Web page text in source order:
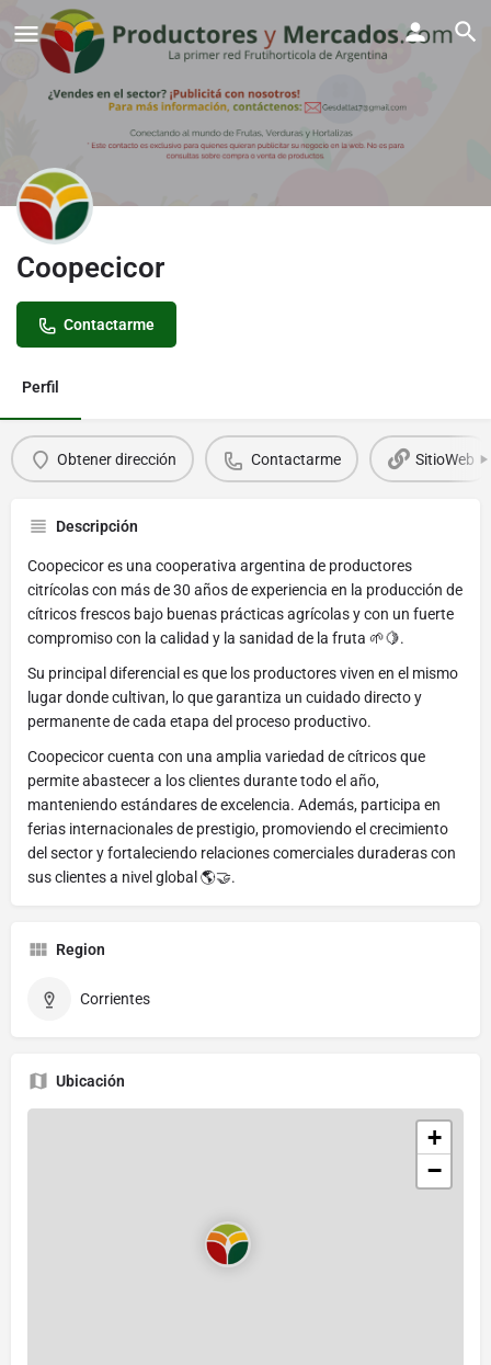
Coopecicor
Contactarme
Perfil
Obtener dirección Contactarme SitioWeb
Descripción
Coopecicor es una cooperativa argentina de productores
citrícolas con más de 30 años de experiencia en la producción de
cítricos frescos bajo buenas prácticas agrícolas y con un fuerte
compromiso con la calidad y la sanidad de la fruta 🌱🍋.
Su principal diferencial es que los productores viven en el mismo
lugar donde cultivan, lo que garantiza un cuidado directo y
permanente de cada etapa del proceso productivo.
Coopecicor cuenta con una amplia variedad de cítricos que
permite abastecer a los clientes durante todo el año,
manteniendo estándares de excelencia. Además, participa en
ferias internacionales de prestigio, promoviendo el crecimiento
del sector y fortaleciendo relaciones comerciales duraderas con
sus clientes a nivel global 🌎🤝.
Region
Corrientes
Ubicación
+
−